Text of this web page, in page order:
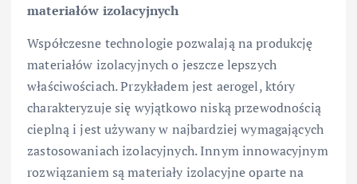
materiałów izolacyjnych
Współczesne technologie pozwalają na produkcję
materiałów izolacyjnych o jeszcze lepszych
właściwościach. Przykładem jest aerogel, który
charakteryzuje się wyjątkowo niską przewodnością
cieplną i jest używany w najbardziej wymagających
zastosowaniach izolacyjnych. Innym innowacyjnym
rozwiązaniem są materiały izolacyjne oparte na